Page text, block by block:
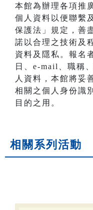
本館為辦理各項推
個人資料以便聯繫
保護法」規定，善
諾以合理之技術及
資料及隱私。報名
日、e-mail、職稱
人資料，本館將妥
相關之個人身份識
目的之用。
相關系列活動